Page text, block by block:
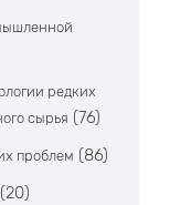
редких
сырья (76)
проблем (86)
(20)